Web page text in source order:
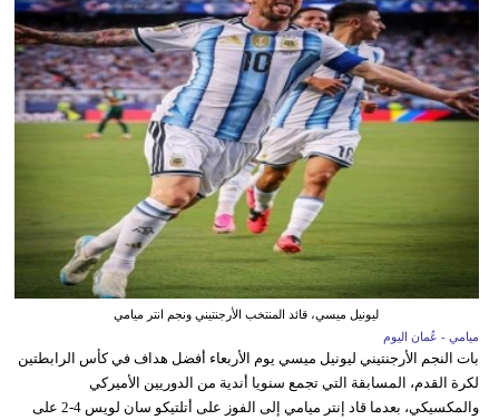
ليونيل ميسي، قائد المنتخب الأرجنتيني ونجم انتر ميامي
ميامي - عُمان اليوم
بات النجم الأرجنتيني ليونيل ميسي يوم الأربعاء أفضل هداف في كأس الرابطتين
لكرة القدم، المسابقة التي تجمع سنويا أندية من الدوريين الأميركي
والمكسيكي، بعدما قاد إنتر ميامي إلى الفوز على أتلتيكو سان لويس 4-2 على